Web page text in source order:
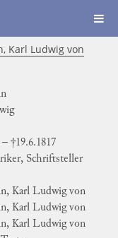
Karl Ludwig von
†19.6.1817
Schriftsteller
Karl Ludwig von
Karl Ludwig von
Karl Ludwig von